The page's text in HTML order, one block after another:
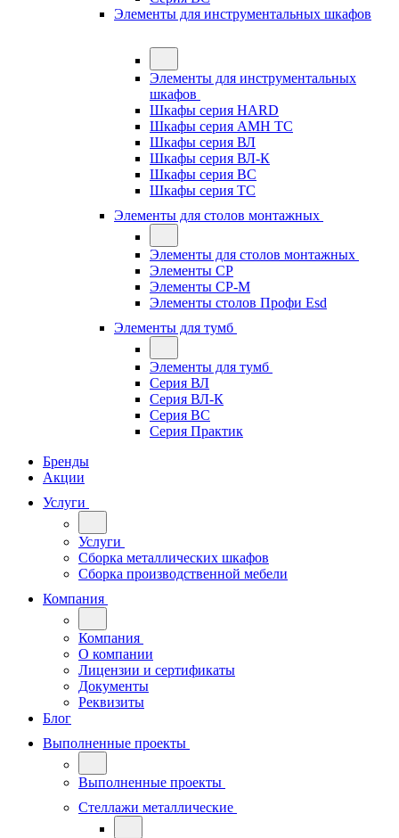
Элементы для инструментальных шкафов
Элементы для инструментальных
шкафов
Шкафы серия HARD
Шкафы серия АМН ТС
Шкафы серия ВЛ
Шкафы серия ВЛ-К
Шкафы серия ВС
Шкафы серия ТС
Элементы для столов монтажных
Элементы для столов монтажных
Элементы СР
Элементы СР-М
Элементы столов Профи Esd
Элементы для тумб
Элементы для тумб
Серия ВЛ
Серия ВЛ-К
Серия ВС
Серия Практик
Бренды
Акции
Услуги
Услуги
Сборка металлических шкафов
Сборка производственной мебели
Компания
Компания
О компании
Лицензии и сертификаты
Документы
Реквизиты
Блог
Выполненные проекты
Выполненные проекты
Стеллажи металлические